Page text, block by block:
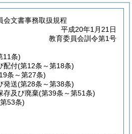
会文書事務取扱規程
平成20年1月21日
教育委員会訓令第1号
11条)
配付(第12条～第18条)
条～第27条)
発送(第28条～第38条)
存及び廃棄(第39条～第51条)
53条)